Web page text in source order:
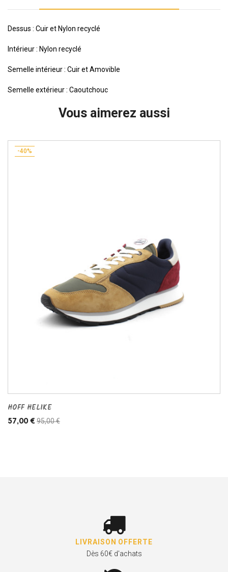
Dessus : Cuir et Nylon recyclé
Intérieur : Nylon recyclé
Semelle intérieur : Cuir et Amovible
Semelle extérieur : Caoutchouc
Vous aimerez aussi
-40%
HOFF HELIKE
57,00 € 95,00 €
LIVRAISON OFFERTE
Dès 60€ d'achats